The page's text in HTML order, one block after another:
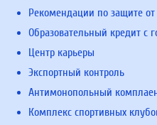
Рекомендации по защите
Образовательный кредит с
Центр карьеры
Экспортный контроль
Антимонопольный
Комплекс спортивных